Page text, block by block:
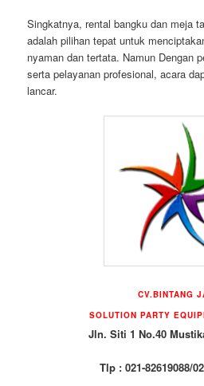
Singkatnya, rental bangku dan meja
adalah pilihan tepat untuk
nyaman dan tertata. Namun Dengan
serta pelayanan profesional, acara
lancar.
CV.BINTANG
SOLUTION PARTY
Jln. Siti 1 No.40
Tlp : 021-82619088/